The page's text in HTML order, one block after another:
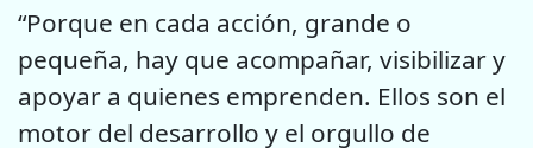
“Porque en cada acción, grande o
pequeña, hay que acompañar, visibilizar y
apoyar a quienes emprenden. Ellos son el
motor del desarrollo y el orgullo de